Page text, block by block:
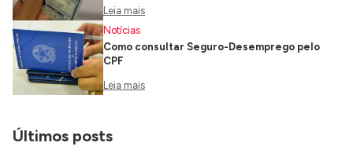
Leia mais
Notícias
Como consultar Seguro-Desemprego pelo
CPF
Leia mais
Últimos posts